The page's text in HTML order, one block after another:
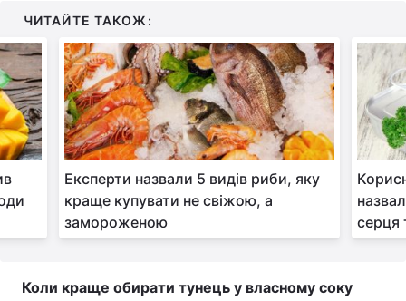
ЧИТАЙТЕ ТАКОЖ:
Експерти назвали 5 видів риби, яку
краще купувати не свіжою, а
замороженою
серця
Коли краще обирати тунець у власному соку